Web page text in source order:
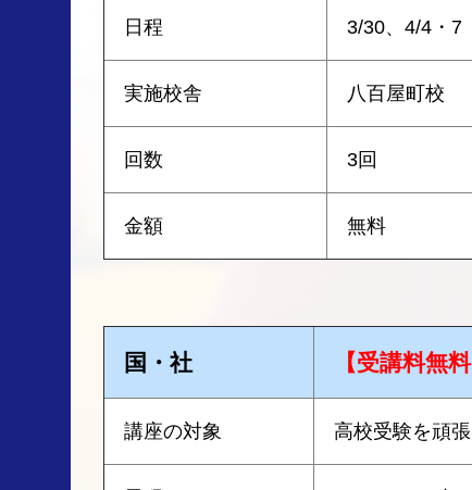
日程 3/30、4/4・
実施校舎 八百屋町校
回数 3回
金額 無料
国・社 【受講料無料
講座の対象 高校受験を頑